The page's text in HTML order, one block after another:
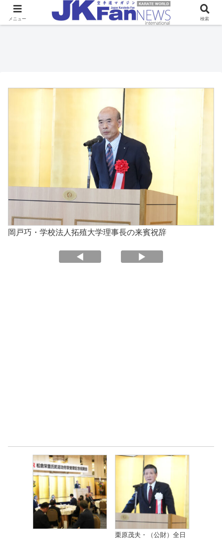
岡戸巧・学校法人拓殖大学理事長の来賓祝辞
栗原茂夫・（公財）全日
メニュー 検索